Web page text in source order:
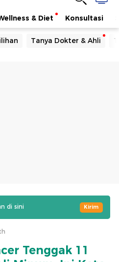
& Diet Konsultasi
Tanya Dokter & Ahli
di sini Kirim
Tenggak 11